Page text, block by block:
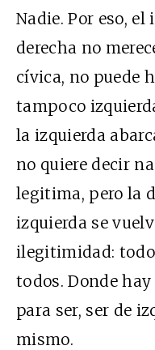
Nadie. Por eso,
derecha no
cívica, no puede
tampoco
la izquierda
no quiere decir
legitima, pero la
izquierda se
ilegitimidad:
todos. Donde
para ser, ser de
mismo.